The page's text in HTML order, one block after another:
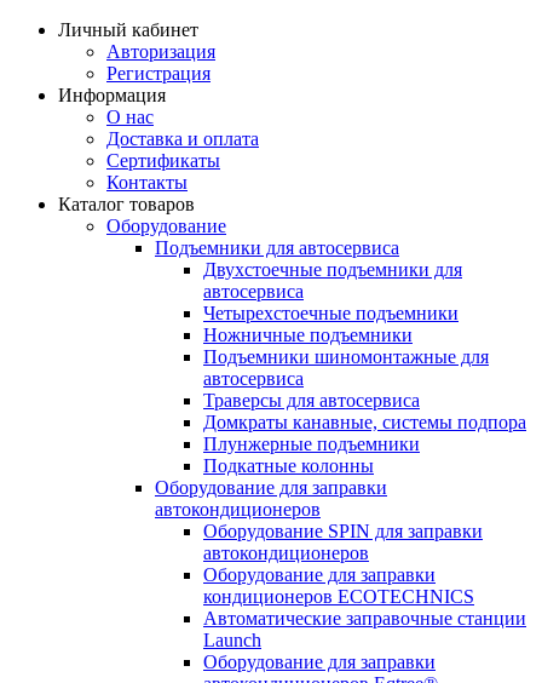
Личный кабинет
Авторизация
Регистрация
Информация
О нас
Доставка и оплата
Сертификаты
Контакты
Каталог товаров
Оборудование
Подъемники для автосервиса
Двухстоечные подъемники для
автосервиса
Четырехстоечные подъемники
Ножничные подъемники
Подъемники шиномонтажные для
автосервиса
Траверсы для автосервиса
Домкраты канавные, системы подпора
Плунжерные подъемники
Подкатные колонны
Оборудование для заправки
автокондиционеров
Оборудование SPIN для заправки
автокондиционеров
Оборудование для заправки
кондиционеров ECOTECHNICS
Автоматические заправочные станции
Launch
Оборудование для заправки